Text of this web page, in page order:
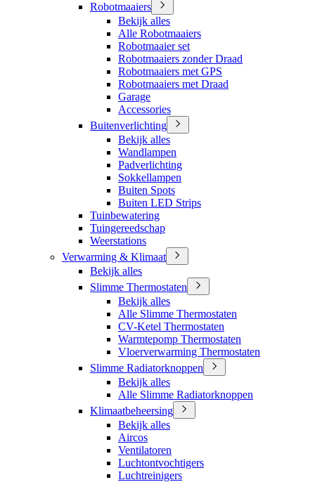
Robotmaaiers
Bekijk alles
Alle Robotmaaiers
Robotmaaier set
Robotmaaiers zonder Draad
Robotmaaiers met GPS
Robotmaaiers met Draad
Garage
Accessories
Buitenverlichting
Bekijk alles
Wandlampen
Padverlichting
Sokkellampen
Buiten Spots
Buiten LED Strips
Tuinbewatering
Tuingereedschap
Weerstations
Verwarming & Klimaat
Bekijk alles
Slimme Thermostaten
Bekijk alles
Alle Slimme Thermostaten
CV-Ketel Thermostaten
Warmtepomp Thermostaten
Vloerverwarming Thermostaten
Slimme Radiatorknoppen
Bekijk alles
Alle Slimme Radiatorknoppen
Klimaatbeheersing
Bekijk alles
Aircos
Ventilatoren
Luchtontvochtigers
Luchtreinigers